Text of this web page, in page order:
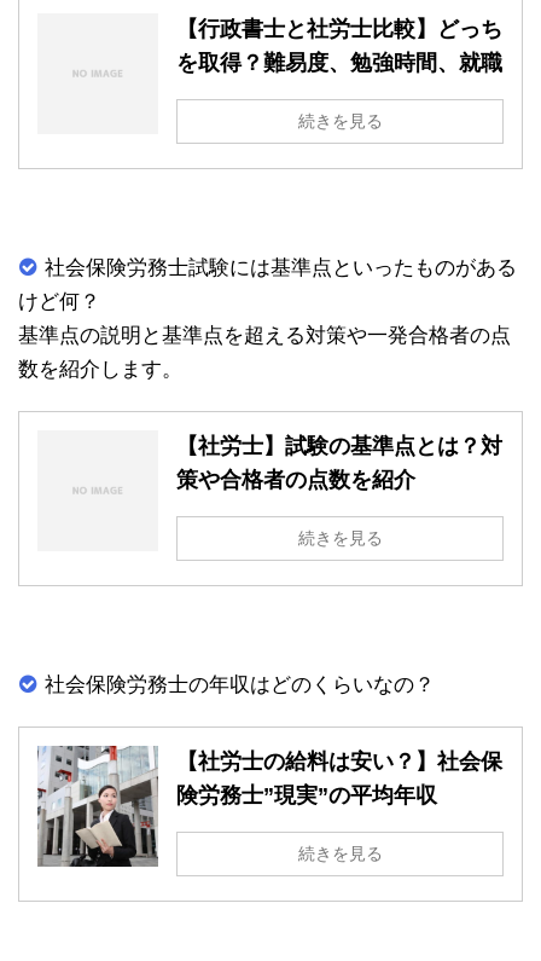
【行政書士と社労士比較】どっち
を取得？難易度、勉強時間、就職
続きを見る
社会保険労務士試験には基準点といったものがある
けど何？
基準点の説明と基準点を超える対策や一発合格者の点
数を紹介します。
【社労士】試験の基準点とは？対
策や合格者の点数を紹介
続きを見る
社会保険労務士の年収はどのくらいなの？
【社労士の給料は安い？】社会保
険労務士”現実”の平均年収
続きを見る